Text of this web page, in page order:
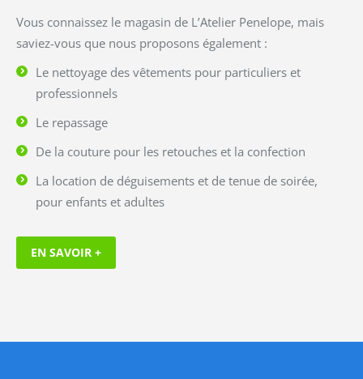
Vous connaissez le magasin de L’Atelier Penelope, mais
saviez-vous que nous proposons également :
Le nettoyage des vêtements pour particuliers et
professionnels
Le repassage
De la couture pour les retouches et la confection
La location de déguisements et de tenue de soirée,
pour enfants et adultes
EN SAVOIR +